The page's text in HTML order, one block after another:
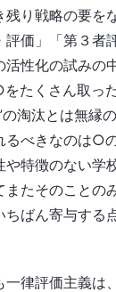
り戦略の要を
評価」「第３者
活性化の試みの
たくさん取っ
の淘汰とは無縁
るべきなのは○
や特徴のない学
またそのことの
ちばん寄与する
一律評価主義は